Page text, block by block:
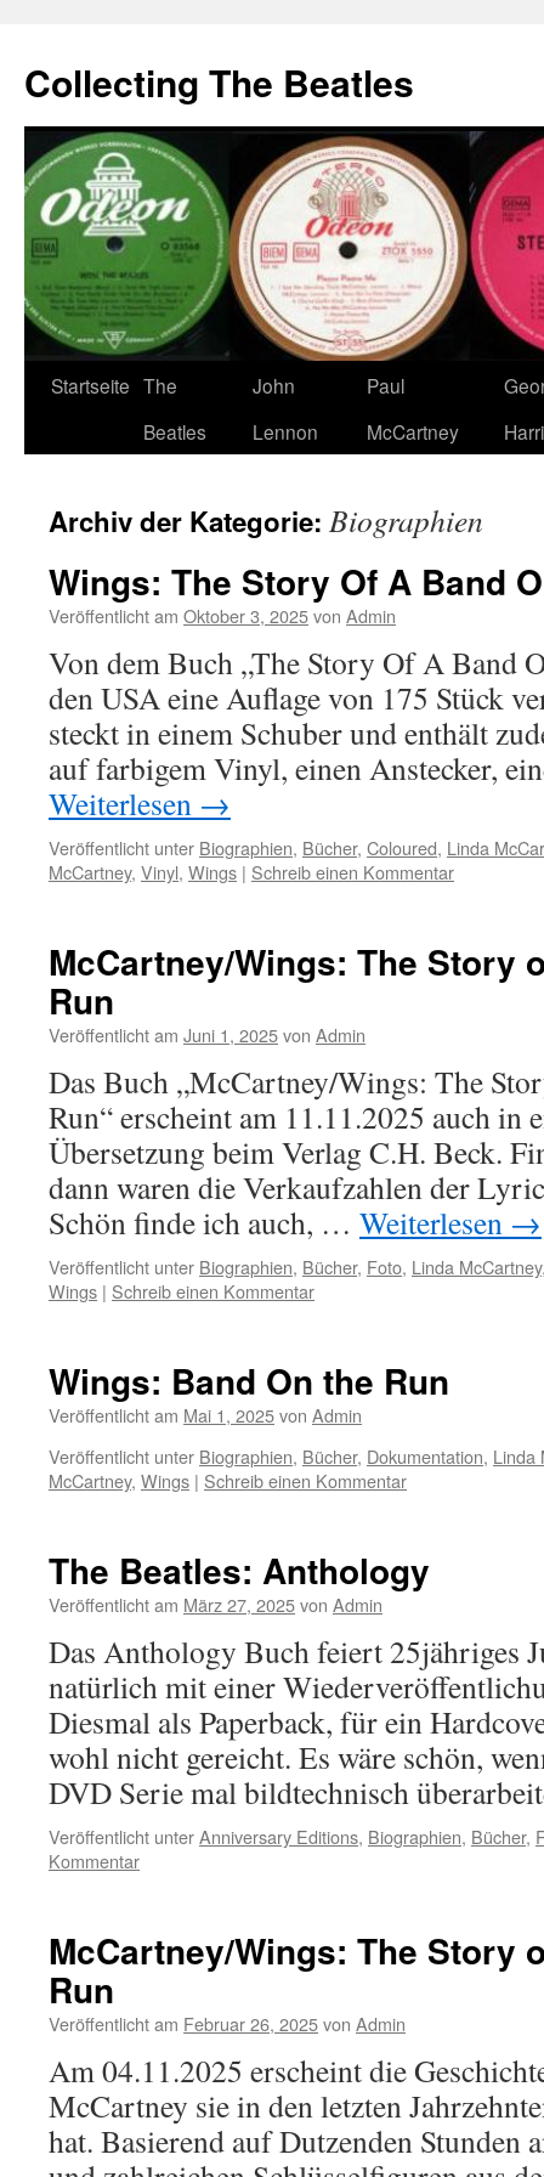
springen
Collecting The Beatles
Startseite The
Beatles
John
Lennon
Paul
McCartney
Archiv der Kategorie: Biographien
Wings: The Story Of A Band
Veröffentlicht am Oktober 3, 2025von Admin
Von dem Buch „The Story Of A Band
den USA eine Auflage von 175 Stück
steckt in einem Schuber und enthält
auf farbigem Vinyl, einen Anstecker,
Weiterlesen →
Veröffentlicht unter Biographien, Bücher, Coloured, Linda
McCartney, Vinyl, Wings | Schreib einen Kommentar
McCartney/Wings: The Story
Run
Veröffentlicht am Juni 1, 2025von Admin
Das Buch „McCartney/Wings: The
Run“ erscheint am 11.11.2025 auch in
Übersetzung beim Verlag C.H. Beck.
dann waren die Verkaufzahlen der
Schön finde ich auch, … Weiterlesen →
Veröffentlicht unter Biographien, Bücher, Foto, Linda McCartney
Wings | Schreib einen Kommentar
Wings: Band On the Run
Veröffentlicht am Mai 1, 2025von Admin
Veröffentlicht unter Biographien, Bücher, Dokumentation, Linda
McCartney, Wings | Schreib einen Kommentar
The Beatles: Anthology
Veröffentlicht am März 27, 2025von Admin
Das Anthology Buch feiert 25jähriges
natürlich mit einer
Diesmal als Paperback, für ein
wohl nicht gereicht. Es wäre schön,
DVD Serie mal bildtechnisch
Veröffentlicht unterAnniversary Editions, Biographien, Bücher,
Kommentar
McCartney/Wings: The Story
Run
Veröffentlicht am Februar 26, 2025von Admin
Am 04.11.2025 erscheint die
McCartney sie in den letzten
hat. Basierend auf Dutzenden Stunden